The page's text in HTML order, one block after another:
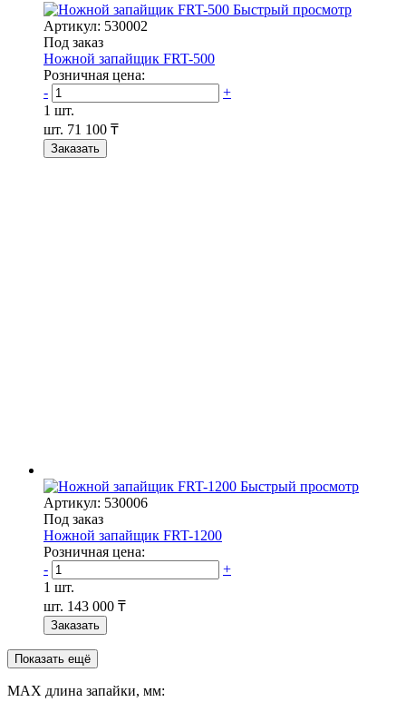
Быстрый просмотр
Артикул: 530002
Под заказ
Ножной запайщик FRT-500
Розничная цена:
-
+
1 шт.
шт. 71 100 ₸
Заказать
Быстрый просмотр
Артикул: 530006
Под заказ
Ножной запайщик FRT-1200
Розничная цена:
-
+
1 шт.
шт. 143 000 ₸
Заказать
Показать ещё
МАХ длина запайки, мм: